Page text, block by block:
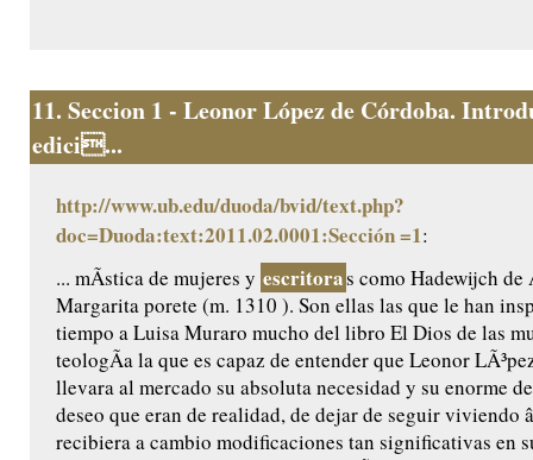
11. Seccion 1 - Leonor López de Córdoba.
edici...
http://www.ub.edu/duoda/bvid/text.php?
doc=Duoda:text:2011.02.0001:Sección =1:
... mÃ­stica de mujeres y escritoras como Hadewijch de
Margarita porete (m. 1310 ). Son ellas las que le han
tiempo a Luisa Muraro mucho del libro El Dios de las
teologÃ­a la que es capaz de entender que Leonor
llevara al mercado su absoluta necesidad y su enorme
deseo que eran de realidad, de dejar de seguir viviendo
recibiera a cambio modificaciones tan significativas en